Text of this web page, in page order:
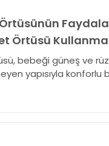
Örtüsü
bebeği güneş ve
yapısıyla konforlu
desenli müslin